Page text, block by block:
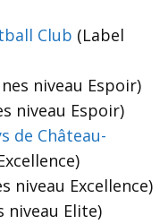
Club (Label
niveau Espoir)
niveau Espoir)
de Château-
niveau Excellence)
niveau Elite)